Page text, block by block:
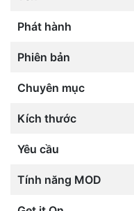
Phát hành
Phiên bản
Chuyên mục
Kích thước
Yêu cầu
Tính năng MOD